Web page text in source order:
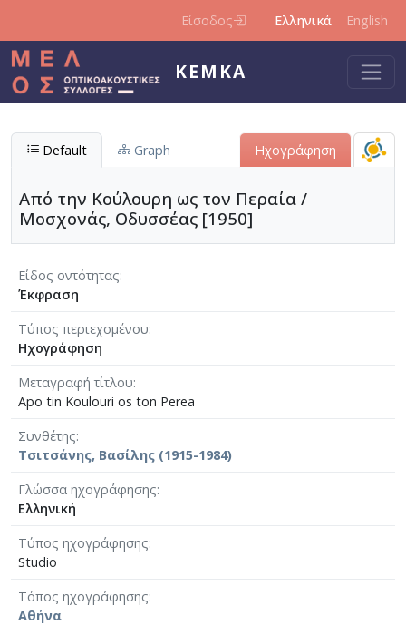
Είσοδος Ελληνικά English
ΚΕΜΚΑ
Default Graph Ηχογράφηση
Από την Κούλουρη ως τον Περαία /
Μοσχονάς, Οδυσσέας [1950]
Είδος οντότητας
Έκφραση
Τύπος περιεχομένου
Ηχογράφηση
Μεταγραφή τίτλου
Apo tin Koulouri os ton Perea
Συνθέτης
Τσιτσάνης, Βασίλης (1915-1984)
Γλώσσα ηχογράφησης
Ελληνική
Τύπος ηχογράφησης
Studio
Τόπος ηχογράφησης
Αθήνα